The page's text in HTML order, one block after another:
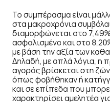
Το συμπέρασμα είναι
στα μακροχρόνια
διαμορφώνεται στο
ασφαλισμένο και στο
με βάση την αξία των
Δηλαδή, με απλά λόγια, η
αγοράς βρίσκεται στη
όπως φοβήθηκαν ή
και σε επίπεδα που
χαρακτηρίσει αμελητέα